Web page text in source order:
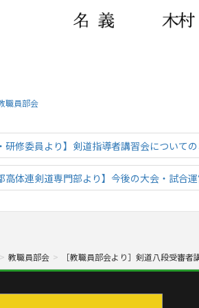
職員部会
研修委員より】剣道指導者講習会について
高体連剣道専門部より】今後の大会・試合
教職員部会 ［教職員部会より］剣道八段受審